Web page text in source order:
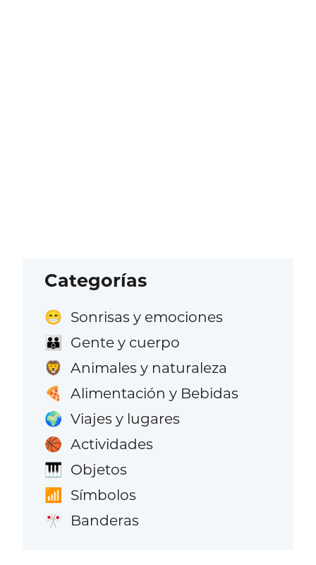
Categorías
😁 Sonrisas y emociones
👪 Gente y cuerpo
🦁 Animales y naturaleza
🍕 Alimentación y Bebidas
🌍 Viajes y lugares
🏀 Actividades
🎹 Objetos
📶 Símbolos
🎌 Banderas